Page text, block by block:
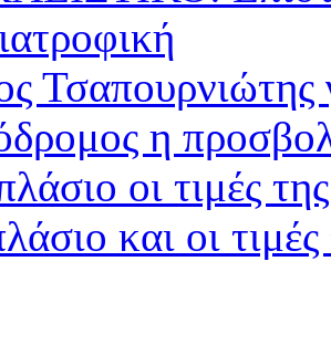
η
οι τιμές
και οι